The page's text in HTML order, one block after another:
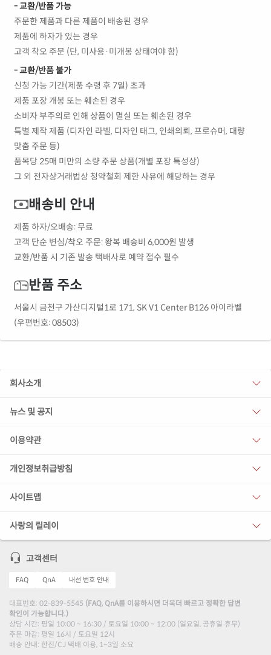
- 교환/반품 가능
주문한 제품과 다른 제품이 배송된 경우
제품에 하자가 있는 경우
고객 착오 주문 (단, 미사용·미개봉 상태여야 함)
- 교환/반품 불가
신청 가능 기간(제품 수령 후 7일) 초과
제품 포장 개봉 또는 훼손된 경우
소비자 부주의로 인해 상품이 멸실 또는 훼손된 경우
특별 제작 제품 (디자인 라벨, 디자인 태그, 인쇄의뢰, 프로슈머, 대량
맞춤 주문 등)
품목당 25매 미만의 소량 주문 상품(개별 포장 특성상)
그 외 전자상거래법상 청약철회 제한 사유에 해당하는 경우
배송비 안내
제품 하자/오배송: 무료
고객 단순 변심/착오 주문: 왕복 배송비 6,000원 발생
교환/반품 시 기존 발송 택배사로 예약 접수 필수
반품 주소
서울시 금천구 가산디지털1로 171, SK V1 Center B126 아이라벨
(우편번호: 08503)
회사소개
뉴스 및 공지
이용약관
개인정보취급방침
사이트맵
사랑의 릴레이
고객센터
FAQ QnA 내선 번호 안내
대표번호: 02-839-5545 (FAQ, QnA를 이용하시면 더욱더 빠르고 정확한 답변
확인이 가능합니다.)
상담 시간: 평일 10:00 ~ 16:30 / 토요일 10:00 ~ 12:00 (일요일, 공휴일 휴무)
주문 마감: 평일 16시 / 토요일 12시
배송 안내: 한진/CJ 택배 이용, 1~3일 소요